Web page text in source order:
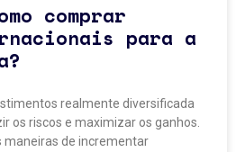
comprar
para a
realmente diversificada
os riscos e maximizar os ganhos.
maneiras de incrementar